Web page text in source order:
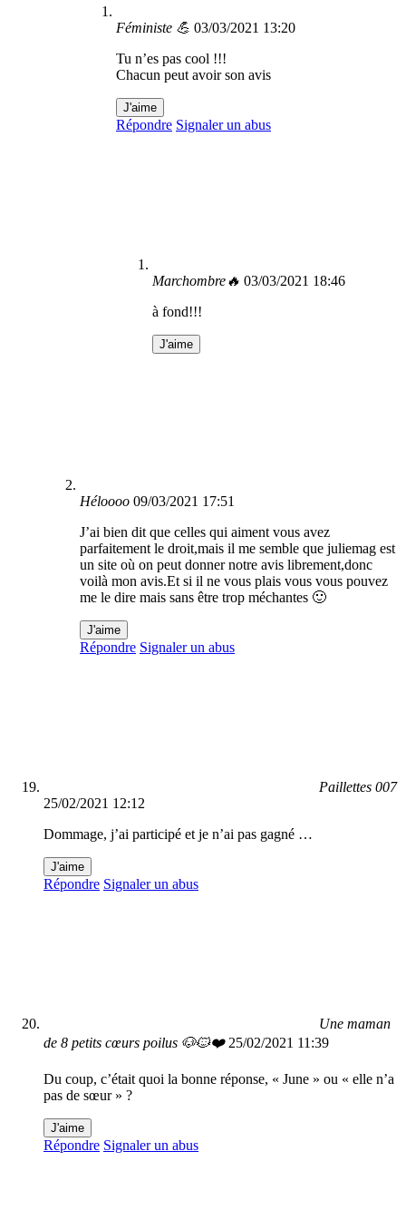
Féministe 💪 03/03/2021 13:20
Tu n’es pas cool !!!
Chacun peut avoir son avis
J'aime
Répondre Signaler un abus
Marchombre🔥 03/03/2021 18:46
à fond!!!
J'aime
Héloooo 09/03/2021 17:51
J’ai bien dit que celles qui aiment vous avez
parfaitement le droit,mais il me semble que juliemag est
un site où on peut donner notre avis librement,donc
voilà mon avis.Et si il ne vous plais vous vous pouvez
me le dire mais sans être trop méchantes 🙂
J'aime
Répondre Signaler un abus
Paillettes 007
25/02/2021 12:12
Dommage, j’ai participé et je n’ai pas gagné …
J'aime
Répondre Signaler un abus
Une maman
de 8 petits cœurs poilus 🐶🐱❤️ 25/02/2021 11:39
Du coup, c’était quoi la bonne réponse, « June » ou « elle n’a
pas de sœur » ?
J'aime
Répondre Signaler un abus